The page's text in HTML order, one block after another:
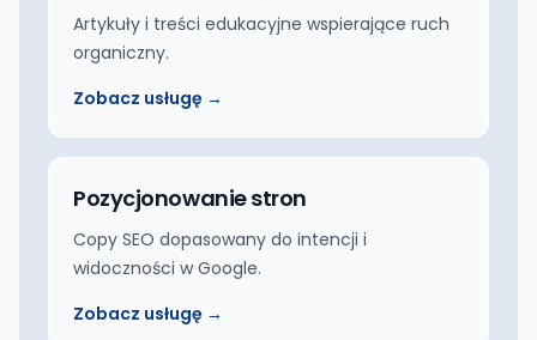
Artykuły i treści edukacyjne wspierające ruch
organiczny.
Zobacz usługę →
Pozycjonowanie stron
Copy SEO dopasowany do intencji i
widoczności w Google.
Zobacz usługę →